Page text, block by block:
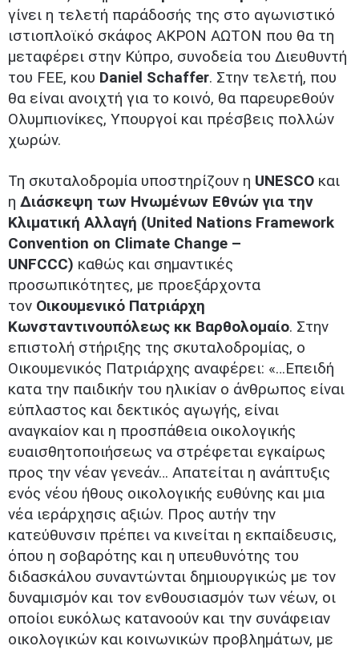
γίνει η τελετή παράδοσής της στο αγωνιστικό
ιστιοπλοϊκό σκάφος ΑΚΡΟΝ ΑΩΤΟΝ που θα τη
μεταφέρει στην Κύπρο, συνοδεία του Διευθυντή
του FEE, κου Daniel Schaffer. Στην τελετή, που
θα είναι ανοιχτή για το κοινό, θα παρευρεθούν
Ολυμπιονίκες, Υπουργοί και πρέσβεις πολλών
χωρών.
Τη σκυταλοδρομία υποστηρίζουν η UNESCO και
η Διάσκεψη των Ηνωμένων Εθνών για την
Κλιματική Αλλαγή (United Nations Framework
Convention on Climate Change –
UNFCCC) καθώς και σημαντικές
προσωπικότητες, με προεξάρχοντα
τον Οικουμενικό Πατριάρχη
Κωνσταντινουπόλεως κκ Βαρθολομαίο. Στην
επιστολή στήριξης της σκυταλοδρομίας, ο
Οικουμενικός Πατριάρχης αναφέρει: «…Επειδή
κατα την παιδικήν του ηλικίαν ο άνθρωπος είναι
εύπλαστος και δεκτικός αγωγής, είναι
αναγκαίον και η προσπάθεια οικολογικής
ευαισθητοποιήσεως να στρέφεται εγκαίρως
προς την νέαν γενεάν… Απατείται η ανάπτυξις
ενός νέου ήθους οικολογικής ευθύνης και μια
νέα ιεράρχησις αξιών. Προς αυτήν την
κατεύθυνσιν πρέπει να κινείται η εκπαίδευσις,
όπου η σοβαρότης και η υπευθυνότης του
διδασκάλου συναντώνται δημιουργικώς με τον
δυναμισμόν και τον ενθουσιασμόν των νέων, οι
οποίοι ευκόλως κατανοούν και την συνάφειαν
οικολογικών και κοινωνικών προβλημάτων, με